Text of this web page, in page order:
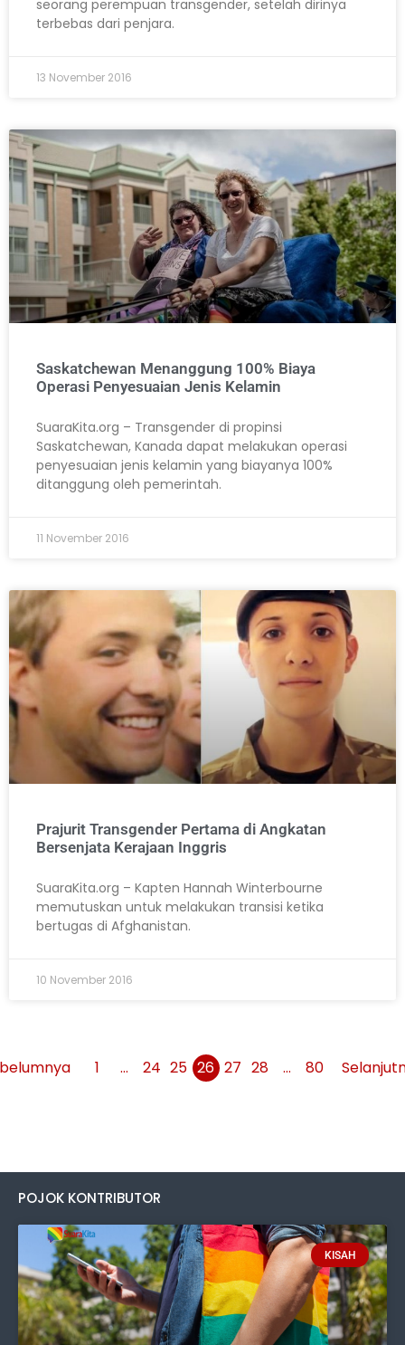
seorang perempuan transgender, setelah dirinya
terbebas dari penjara.
13 November 2016
Saskatchewan Menanggung 100% Biaya
Operasi Penyesuaian Jenis Kelamin
SuaraKita.org – Transgender di propinsi
Saskatchewan, Kanada dapat melakukan operasi
penyesuaian jenis kelamin yang biayanya 100%
ditanggung oleh pemerintah.
11 November 2016
Prajurit Transgender Pertama di Angkatan
Bersenjata Kerajaan Inggris
SuaraKita.org – Kapten Hannah Winterbourne
memutuskan untuk melakukan transisi ketika
bertugas di Afghanistan.
10 November 2016
1 … 24 25 26 27 28 … 80
POJOK KONTRIBUTOR
KISAH